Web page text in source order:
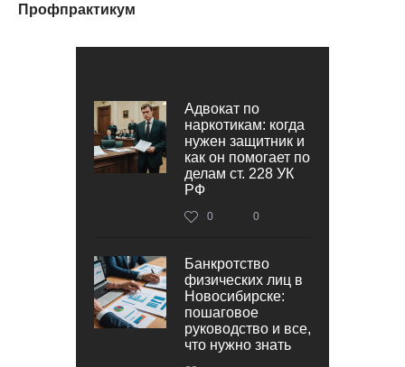
Профпрактикум
Адвокат по
наркотикам: когда
нужен защитник и
как он помогает по
делам ст. 228 УК
РФ
0 0
Банкротство
физических лиц в
Новосибирске:
пошаговое
руководство и все,
что нужно знать